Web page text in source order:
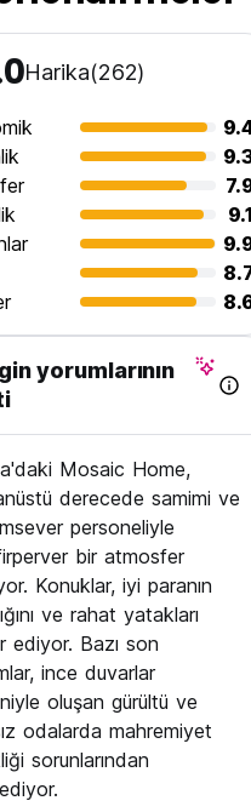
Harika(262)
9.1
yorumlarının
Mosaic Home,
derecede samimi ve
personeliyle
bir atmosfer
Konuklar, iyi paranın
ve rahat yatakları
ediyor. Bazı son
ince duvarlar
oluşan gürültü ve
odalarda mahremiyet
sorunlarından